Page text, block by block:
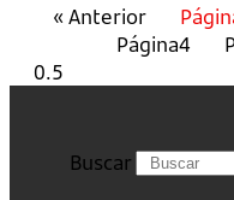
« Anterior
Página4
Buscar